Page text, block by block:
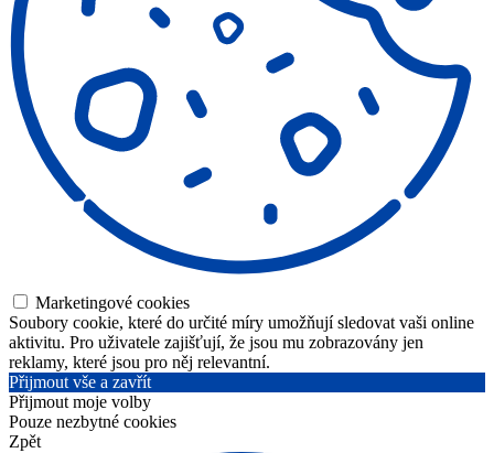
Marketingové cookies
Soubory cookie, které do určité míry umožňují sledovat vaši online
aktivitu. Pro uživatele zajišťují, že jsou mu zobrazovány jen
reklamy, které jsou pro něj relevantní.
Přijmout vše a zavřít
Přijmout moje volby
Pouze nezbytné cookies
Zpět